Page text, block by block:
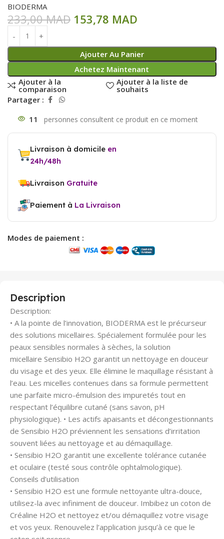
BIODERMA
233,00MAD 153,78 MAD
Ajouter Au Panier
Achetez Maintenant
Ajouter à la
comparaison
Ajouter à la liste de
souhaits
Partager :
11
Livraison à domicile en
24h/48h
Livraison Gratuite
Paiement à La Livraison
Modes de paiement :
Description
Description:
• A la pointe de l’innovation, BIODERMA est le précurseur
des solutions micellaires. Spécialement formulée pour les
peaux sensibles normales à sèches, la solution
micellaire Sensibio H2O garantit un nettoyage en douceur
du visage et des yeux. Elle élimine le maquillage résistant à
l’eau. Les micelles contenues dans sa formule permettent
une parfaite micro-émulsion des impuretés tout en
respectant l’équilibre cutané (sans savon, pH
physiologique). • Les actifs apaisants et décongestionnants
de Sensibio H2O préviennent les sensations d’irritation
souvent liées au nettoyage et au démaquillage.
• Sensibio H2O garantit une excellente tolérance cutanée
et oculaire (testé sous contrôle ophtalmologique).
Conseils d’utilisation
• Sensibio H2O est une formule nettoyante ultra-douce,
utilisez-la avec infiniment de douceur. Imbibez un coton de
Créaline H2O et nettoyez et/ou démaquillez votre visage
et vos yeux. Renouvelez l’application jusqu’à ce que le